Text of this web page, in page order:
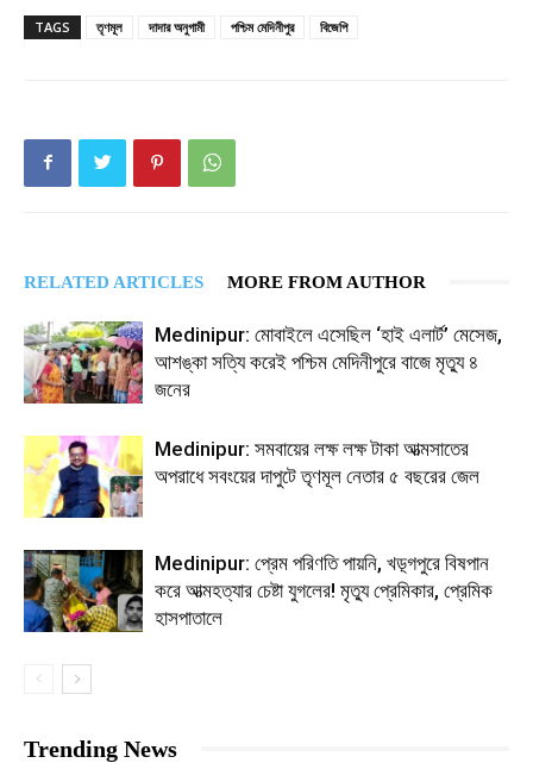
TAGS তৃণমূল দাদার অনুগামী পশ্চিম মেদিনীপুর বিজেপি
RELATED ARTICLES MORE FROM AUTHOR
Medinipur: মোবাইলে এসেছিল ‘হাই এলার্ট’ মেসেজ,
আশঙ্কা সত্যি করেই পশ্চিম মেদিনীপুরে বাজে মৃত্যু ৪
জনের
Medinipur: সমবায়ের লক্ষ লক্ষ টাকা আত্মসাতের
অপরাধে সবংয়ের দাপুটে তৃণমূল নেতার ৫ বছরের জেল
Medinipur: প্রেম পরিণতি পায়নি, খড়্গপুরে বিষপান
করে আত্মহত্যার চেষ্টা যুগলের! মৃত্যু প্রেমিকার, প্রেমিক
হাসপাতালে
Trending News